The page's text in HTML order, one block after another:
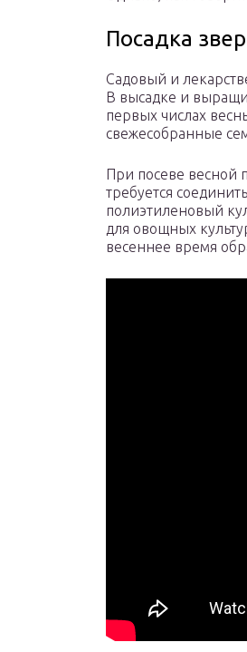
Посадка
Садовый и
В высадке и
первых числах
свежесобранные
При посеве весной
требуется
полиэтиленовый
для овощных
весеннее время